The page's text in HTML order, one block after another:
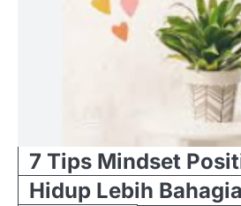
7 Tips Mindset
Hidup Lebih